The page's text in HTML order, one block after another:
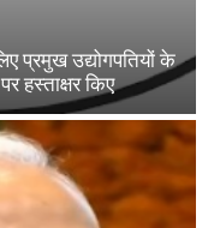
प्रमुख उद्योगपतियों के
हस्‍ताक्षर किए